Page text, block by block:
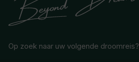
Op zoek naar uw volgende droomreis?